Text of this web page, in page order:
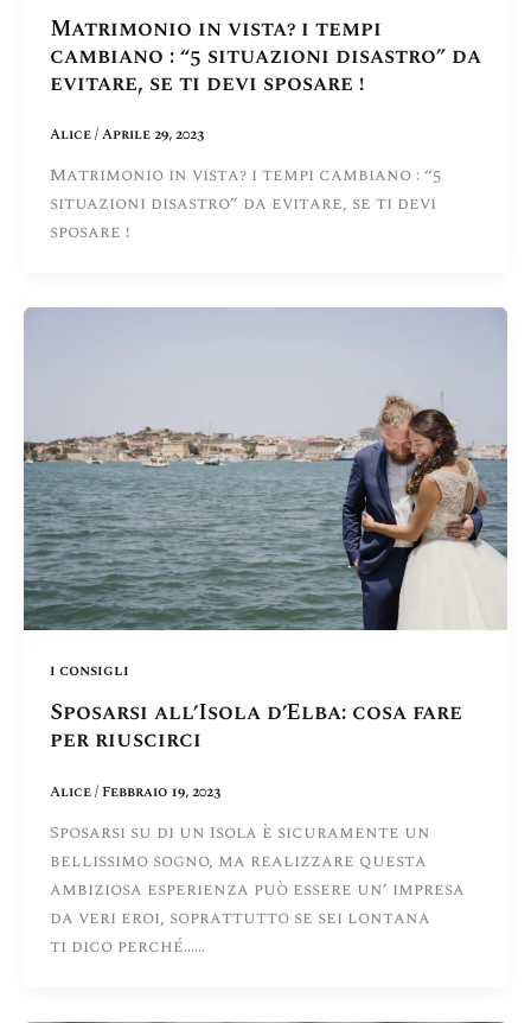
Matrimonio in vista? i tempi
cambiano : “5 situazioni disastro” da
evitare, se ti devi sposare !
Alice/Aprile 29, 2023
Matrimonio in vista? i tempi cambiano : “5
situazioni disastro” da evitare, se ti devi
sposare !
i consigli
Sposarsi all’Isola d’Elba: cosa fare
per riuscirci
Alice/ Febbraio 19, 2023
Sposarsi su di un Isola è sicuramente un
bellissimo sogno, ma realizzare questa
ambiziosa esperienza può essere un’ impresa
da veri eroi, soprattutto se sei lontana
ti dico perché……